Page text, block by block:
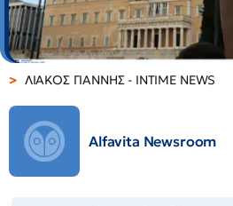
ΛΙΑΚΟΣ ΓΙΑΝΝΗΣ - INTIME NEWS
Alfavita Newsroom